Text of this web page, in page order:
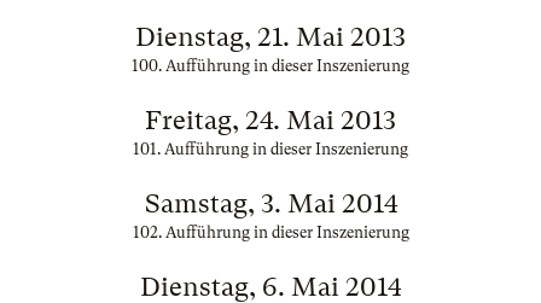
Dienstag, 21. Mai 2013
100. Aufführung in dieser Inszenierung
Freitag, 24. Mai 2013
101. Aufführung in dieser Inszenierung
Samstag, 3. Mai 2014
102. Aufführung in dieser Inszenierung
Dienstag, 6. Mai 2014